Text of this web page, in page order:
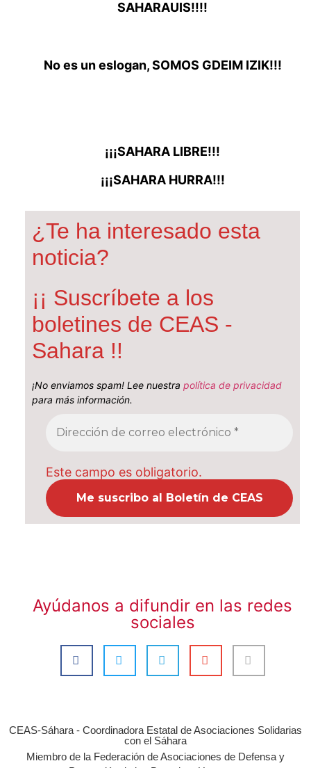
SAHARAUIS!!!!
No es un eslogan, SOMOS GDEIM IZIK!!!
¡¡¡SAHARA LIBRE!!!
¡¡¡SAHARA HURRA!!!
¿Te ha interesado esta
noticia?
¡¡ Suscríbete a los
boletines de CEAS -
Sahara !!
¡No enviamos spam! Lee nuestra política de privacidad
para más información.
Este campo es obligatorio.
Ayúdanos a difundir en las redes
sociales
CEAS-Sáhara - Coordinadora Estatal de Asociaciones Solidarias
con el Sáhara
Miembro de la Federación de Asociaciones de Defensa y